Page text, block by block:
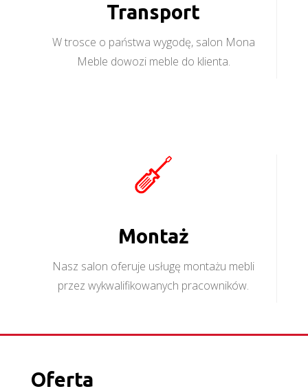
Transport
W trosce o państwa wygodę, salon Mona
Meble dowozi meble do klienta.
Montaż
Nasz salon oferuje usługę montażu mebli
przez wykwalifikowanych pracowników.
Oferta